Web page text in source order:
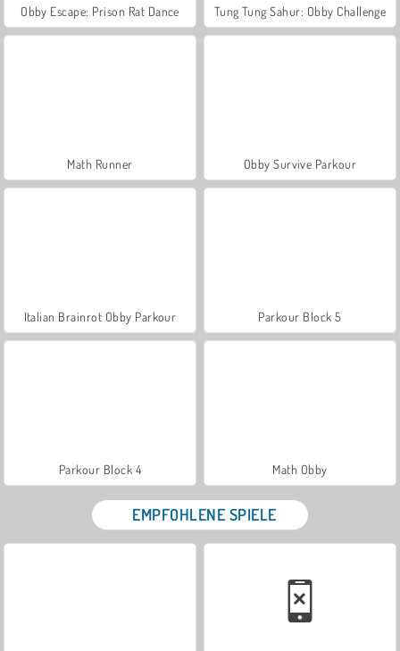
Obby Escape: Prison Rat Dance Tung Tung Sahur: Obby Challenge
Math Runner Obby Survive Parkour
Italian Brainrot Obby Parkour Parkour Block 5
Parkour Block 4 Math Obby
EMPFOHLENE SPIELE